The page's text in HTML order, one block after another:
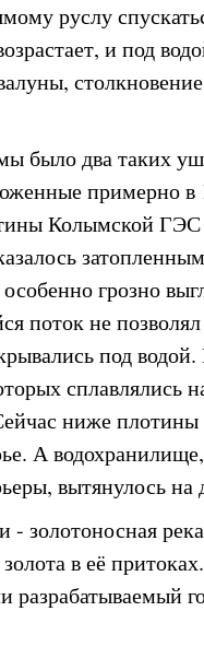
руслу
и под
было два таких
примерно в
Колымской ГЭС
грозно
поток не
под
сплавлялись
ниже плотины
А
вытянулось на
- золотоносная
в её
разрабатываемый